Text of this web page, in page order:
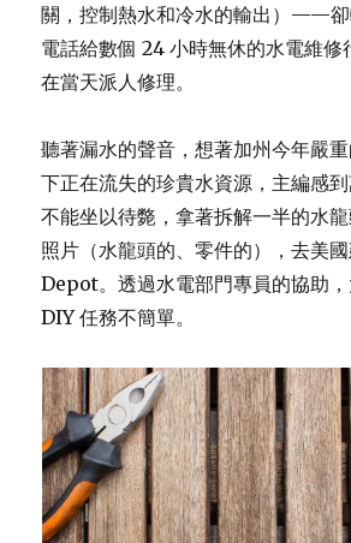
關，控制熱水和冷水的輸出）——
電話給數個 24 小時無休的水電維修
在當天派人修理。
聽著漏水的聲音，想著加州今年嚴
下正在流失的珍貴水資源，主編感
不能坐以待斃，拿著拆解一半的水
照片（水龍頭的、零件的），去美
Depot。透過水電部門專員的協助
DIY 任務不簡單。